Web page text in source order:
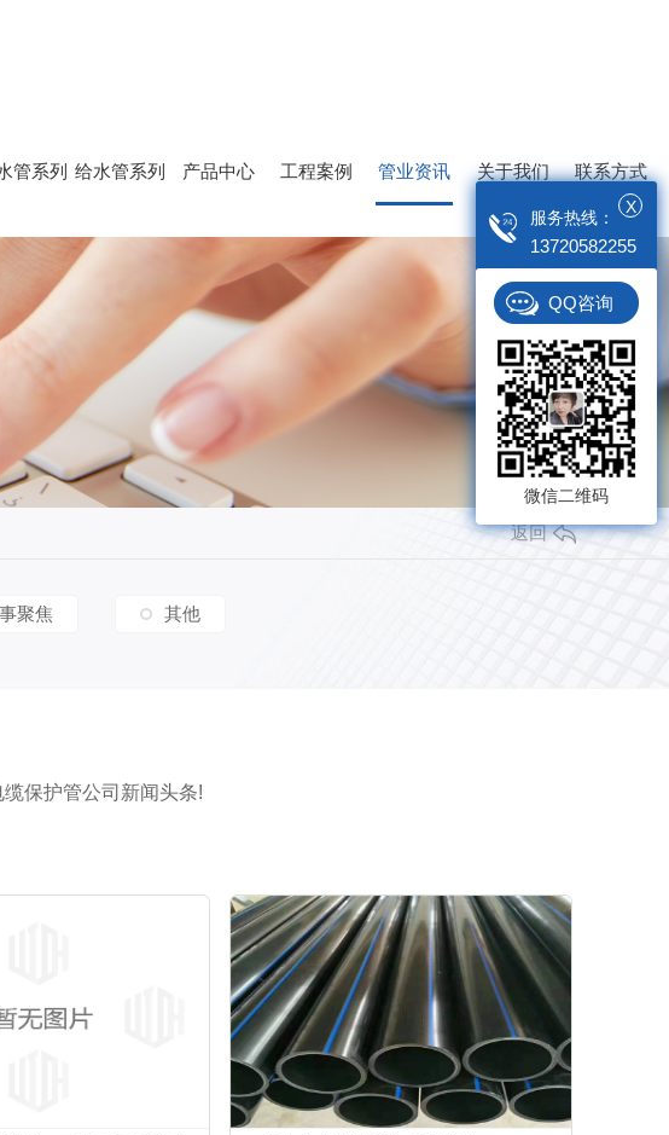
管系列 给水管系列 产品中心
复合管
PE七孔梅花管
工程案例 管业资讯 关于我们 联系方式
返回
聚焦 其他
保护管公司新闻头条!
X
服务热线：
13720582255
QQ咨询
微信二维码